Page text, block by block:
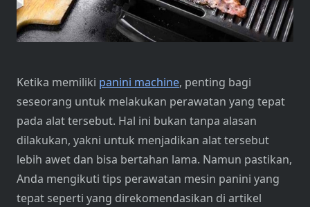
Ketika memiliki panini machine, penting bagi
seseorang untuk melakukan perawatan yang tepat
pada alat tersebut. Hal ini bukan tanpa alasan
dilakukan, yakni untuk menjadikan alat tersebut
lebih awet dan bisa bertahan lama. Namun pastikan,
Anda mengikuti tips perawatan mesin panini yang
tepat seperti yang direkomendasikan di artikel